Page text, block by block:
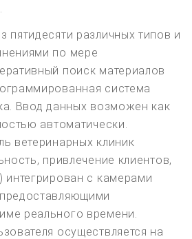
пятидесяти различных типов и
по мере
поиск материалов
система
Ввод данных возможен как
автоматически.
ветеринарных клиник
привлечение клиентов,
интегрирован с камерами
реального времени.
осуществляется на